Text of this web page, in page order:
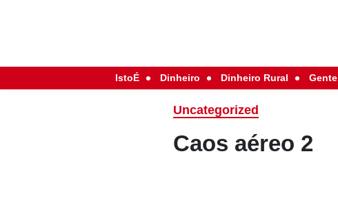
IstoÉ Dinheiro Dinheiro Rural Gente
Uncategorized
Caos aéreo 2